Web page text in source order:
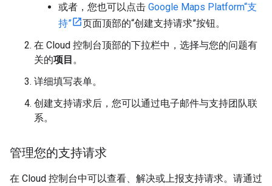
或者，您也可以点击 Google Maps Platform“支
持”
页面顶部的“创建支持请求”按钮。
在 Cloud 控制台顶部的下拉栏中，选择与您的问题有
关的项目 。
详细填写表单。
创建支持请求后，您可以通过电子邮件与支持团队联
系。
管理您的支持请求
在 Cloud 控制台中可以查看、解决或上报支持请求。请通过